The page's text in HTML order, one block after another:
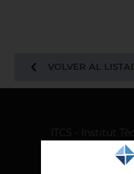
VOLVER AL
ITCS - Institut
Ctra. de Molins